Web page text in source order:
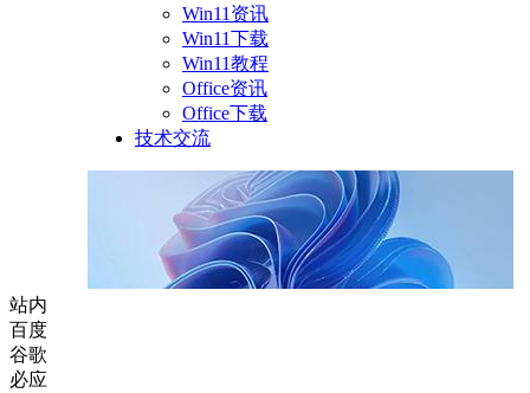
Win11资讯
Win11下载
Win11教程
Office资讯
Office下载
技术交流
站内
百度
谷歌
必应